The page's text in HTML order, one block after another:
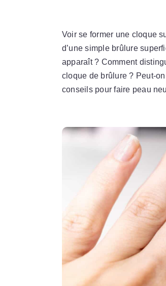
Voir se former une cloque
d’une simple brûlure
apparaît ? Comment
cloque de brûlure ? Peut-
conseils pour faire peau